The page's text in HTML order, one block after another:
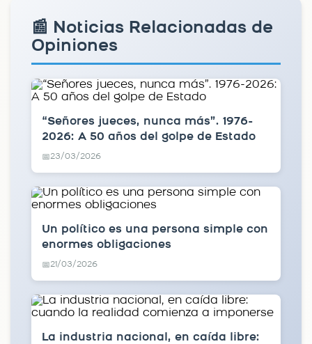
📰 Noticias Relacionadas de
Opiniones
“Señores jueces, nunca más”. 1976-
2026: A 50 años del golpe de Estado
📅23/03/2026
Un político es una persona simple con
enormes obligaciones
📅21/03/2026
La industria nacional, en caída libre: